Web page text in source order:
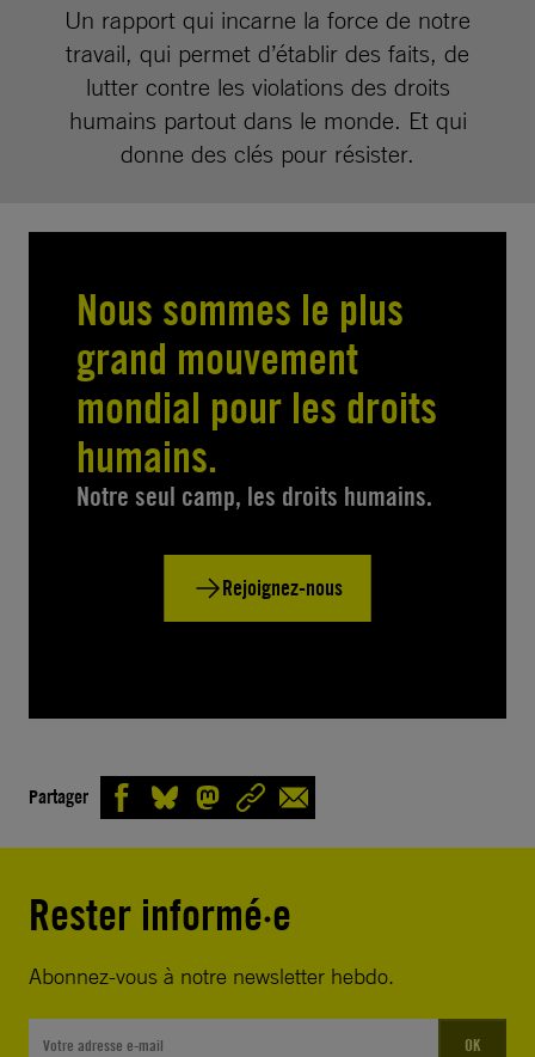
Un rapport qui incarne la force de notre
travail, qui permet d’établir des faits, de
lutter contre les violations des droits
humains partout dans le monde. Et qui
donne des clés pour résister.
Nous sommes le plus
grand mouvement
mondial pour les droits
humains.
Notre seul camp, les droits humains.
Rejoignez-nous
Partager
Rester informé·e
Abonnez-vous à notre newsletter hebdo.
OK